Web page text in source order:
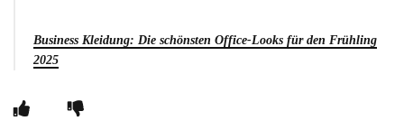
Business Kleidung: Die schönsten Office-Looks für den Frühling
2025